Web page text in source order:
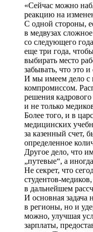
«Сейчас можно
реакцию на
С одной стороны,
в медвузах
со следующего
еще три года,
выбирать место
забывать, что это
И мы имеем дело с
компромиссом.
решения
и не только
Более того, и в
медицинских
за казенный счет,
определенное
Другое дело, что
„путевые“, а
Не секрет, что
студентов-
в дальнейшем
И основная задача
в регионы, но и
можно, улучшая
зарплаты,